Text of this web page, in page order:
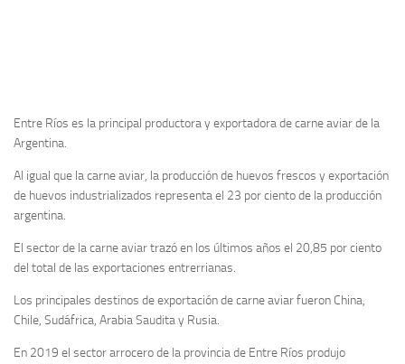
Entre Ríos es la principal productora y exportadora de carne aviar de la
Argentina.
Al igual que la carne aviar, la producción de huevos frescos y exportación
de huevos industrializados representa el 23 por ciento de la producción
argentina.
El sector de la carne aviar trazó en los últimos años el 20,85 por ciento
del total de las exportaciones entrerrianas.
Los principales destinos de exportación de carne aviar fueron China,
Chile, Sudáfrica, Arabia Saudita y Rusia.
En 2019 el sector arrocero de la provincia de Entre Ríos produjo